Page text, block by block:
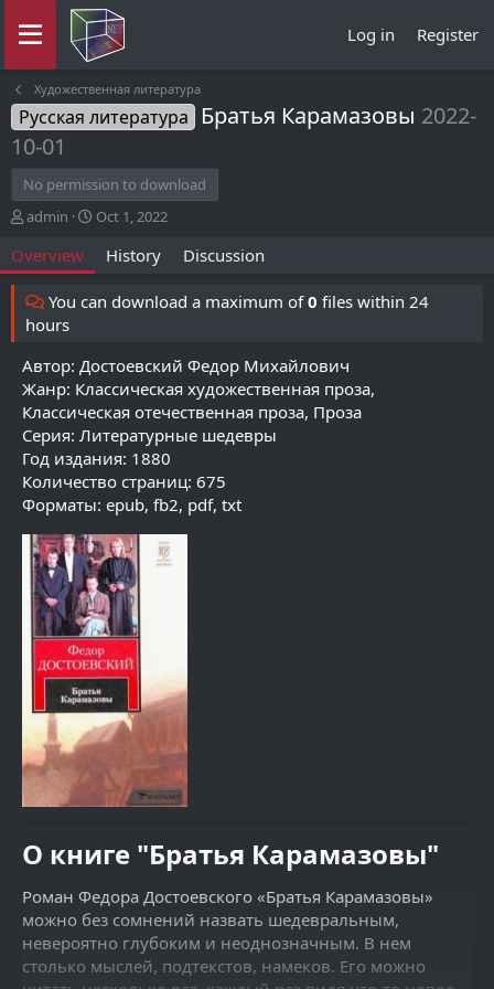
Log in Register
Художественная литература
Русская литература Братья Карамазовы 2022-
10-01
No permission to download
A
t
h
o
r
admin
C
t
d
a
t
e
Oct 1, 2022
Overview History Discussion
You can download a maximum of0 files within 24
hours
Автор: Достоевский Федор Михайлович
Жанр: Классическая художественная проза,
Классическая отечественная проза, Проза
Серия: Литературные шедевры
Год издания: 1880
Количество страниц: 675
Форматы: epub, fb2, pdf, txt
О книге "Братья Карамазовы"​
Роман Федора Достоевского «Братья Карамазовы»
можно без сомнений назвать шедевральным,
невероятно глубоким и неоднозначным. В нем
столько мыслей, подтекстов, намеков. Его можно